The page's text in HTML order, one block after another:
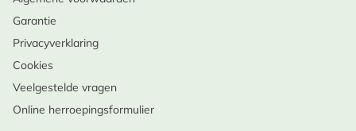
vorstvrije grond.
Bodem & Licht
Onderhoud
bloei; in winter sterft plant af.
Garantie
Privacyverklaring
Cookies
Veelgestelde vragen
Online herroepingsformulier